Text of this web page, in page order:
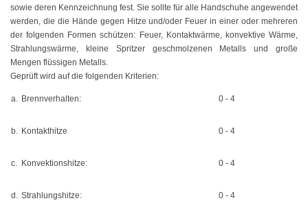
Mehrzweckbinder PE
Kugelbinder / Kabeldriller
schwarz
farbig
mit Steckfuß
PE-Binder
sowie deren Kennzeichnung fest. Sie sollte für alle Handschuhe angewendet
werden, die die Hände gegen Hitze und/oder Feuer in einer oder mehreren
der folgenden Formen schützen: Feuer, Kontaktwärme, konvektive Wärme,
Strahlungswärme, kleine Spritzer geschmolzenen Metalls und große
Mengen flüssigen Metalls.
Geprüft wird auf die folgenden Kriterien:
a. Brennverhalten: 0 - 4
b. Kontakthitze 0 - 4
c. Konvektionshitze: 0 - 4
d. Strahlungshitze: 0 - 4